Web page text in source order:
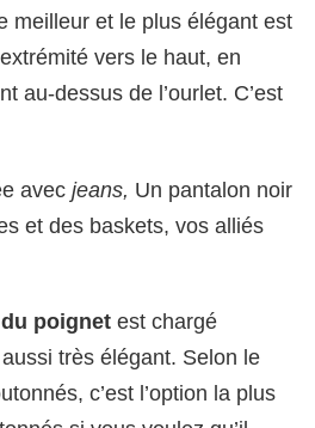
meilleur et le plus élégant est
vers le haut, en
au-dessus de l’ourlet. C’est
avec jeans, Un pantalon noir
et des baskets, vos alliés
poignet est chargé
aussi très élégant. Selon le
c’est l’option la plus